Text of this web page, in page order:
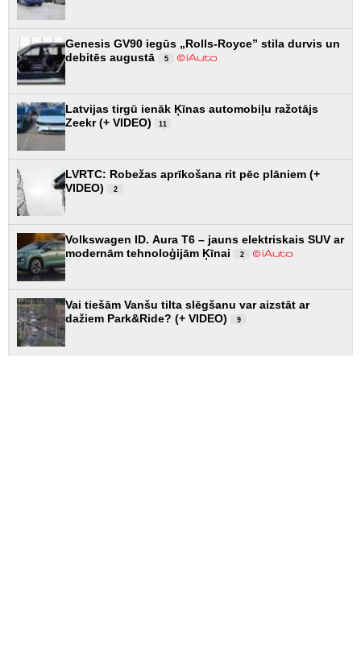
Genesis GV90 iegūs „Rolls-Royce” stila durvis un
debitēs augustā
5
Latvijas tirgū ienāk Ķīnas automobiļu ražotājs
Zeekr (+ VIDEO)
11
LVRTC: Robežas aprīkošana rit pēc plāniem (+
VIDEO)
2
Volkswagen ID. Aura T6 – jauns elektriskais SUV ar
modernām tehnoloģijām Ķīnai
2
Vai tiešām Vanšu tilta slēgšanu var aizstāt ar
dažiem Park&Ride? (+ VIDEO)
9